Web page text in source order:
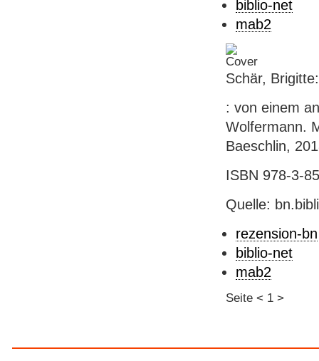
biblio-net
mab2
Schär,
: von einem
Wolfermann.
Baeschlin,
ISBN 978-3-
Quelle:
rezension-bn
biblio-net
mab2
Seite < 1 >